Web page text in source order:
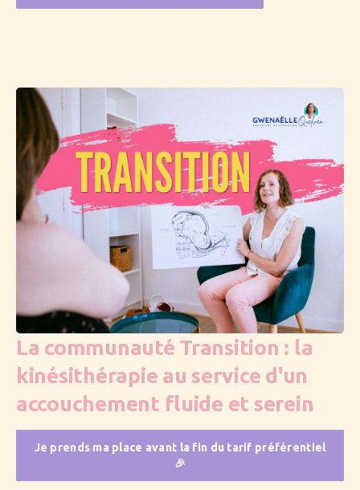
La communauté Transition : la
kinésithérapie au service d'un
accouchement fluide et serein
Je prends ma place avant la fin du tarif préférentiel
🎉